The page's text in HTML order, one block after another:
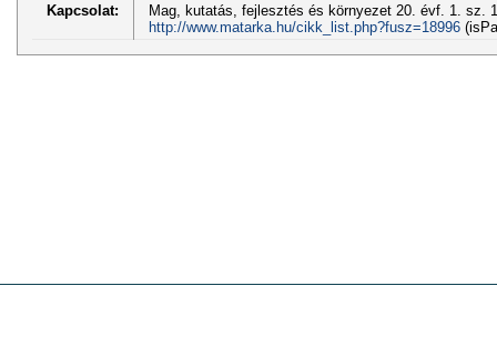
Kapcsolat:
Mag, kutatás, fejlesztés és környezet 20. évf. 1. sz.
http://www.matarka.hu/cikk_list.php?fusz=18996